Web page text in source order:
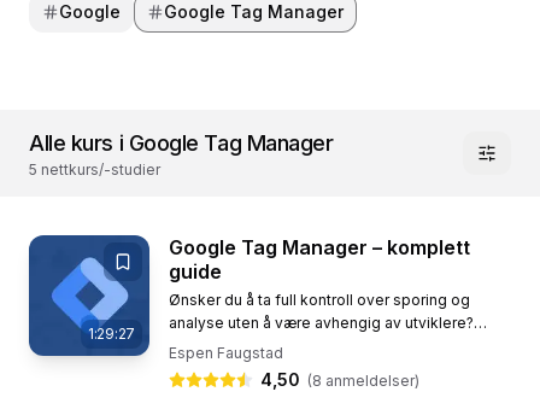
Google Google Tag Manager
Alle kurs i Google Tag Manager
5 nettkurs/-studier
1:29:27
Google Tag Manager – komplett
guide
Ønsker du å ta full kontroll over sporing og
analyse uten å være avhengig av utviklere?
Google Tag Manager (GTM) gjør det enklere
enn noen gang å administrere...
Espen Faugstad
4,50 (8 anmeldelser)